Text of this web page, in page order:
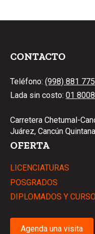
CONTACTO
Teléfono: (998) 881
Lada sin costo: 01
Carretera Chetumal-
Juárez, Cancún
OFERTA
LICENCIATURAS
POSGRADOS
DIPLOMADOS Y
Agenda una visita